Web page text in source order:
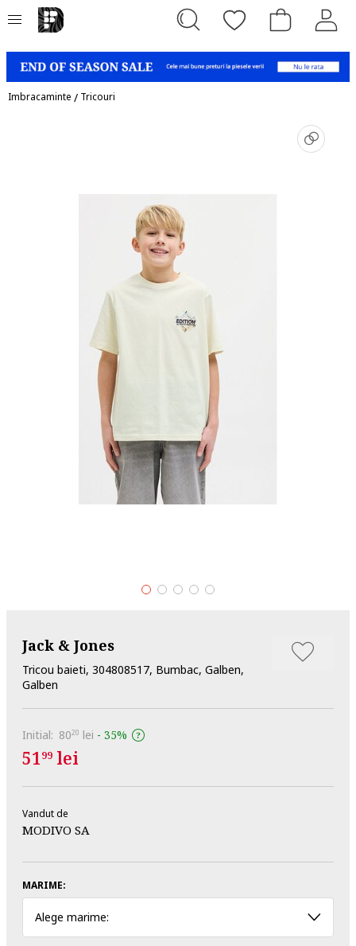
Imbracaminte / Tricouri
Jack & Jones
Tricou baieti, 304808517, Bumbac, Galben,
Galben
Initial: 8020 lei - 35%
5199 lei
Vandut de
MODIVO SA
MARIME:
Alege marime: